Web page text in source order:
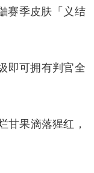
赛季皮肤「义结
即可拥有判官全
甘果滴落猩红，